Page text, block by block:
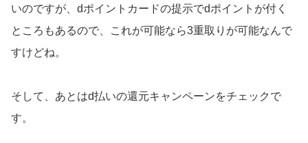
いのですが、dポイントカードの提示でdポイントが付く
ところもあるので、これが可能なら3重取りが可能なんで
すけどね。
そして、あとはd払いの還元キャンペーンをチェックで
す。